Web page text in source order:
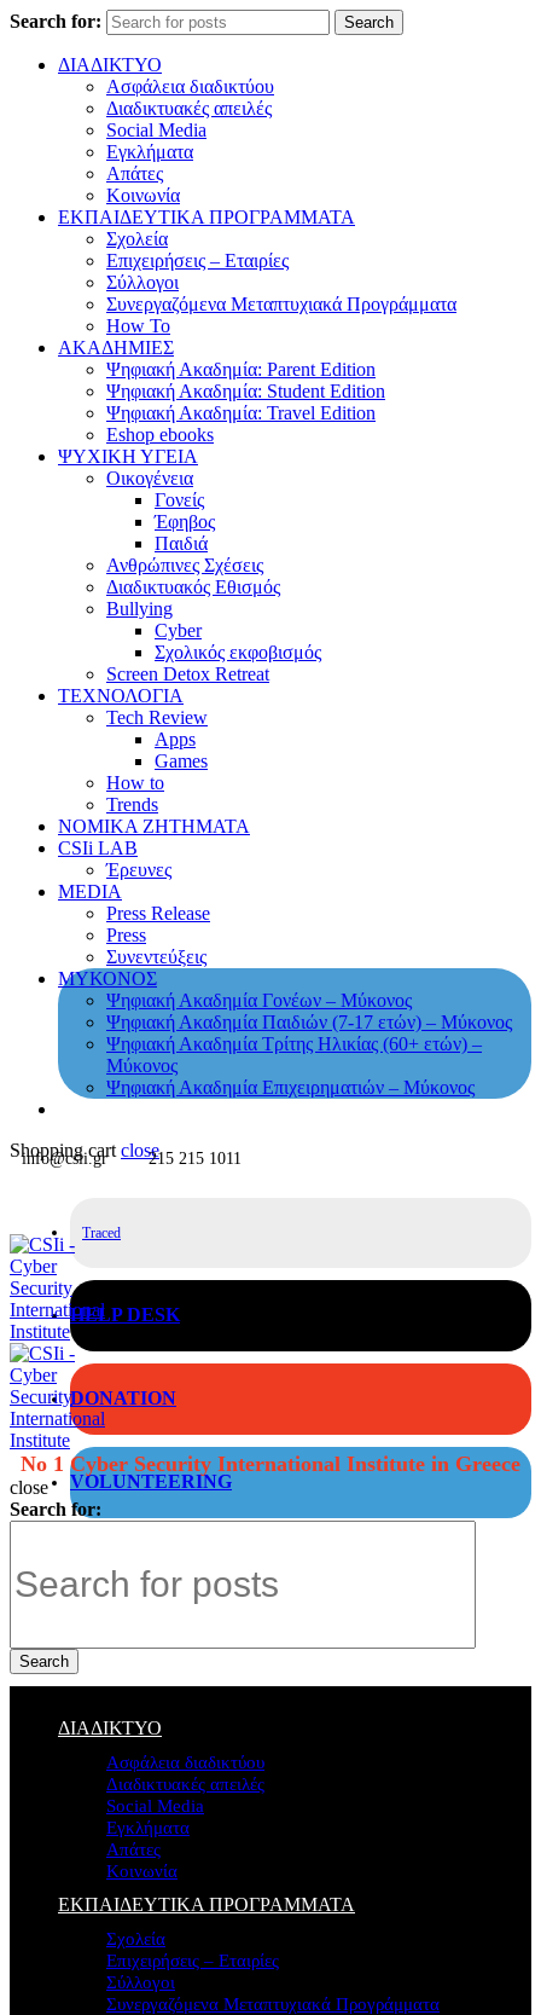
Search for: Search
ΔΙΑΔΙΚΤΥΟ
Ασφάλεια διαδικτύου
Διαδικτυακές απειλές
Social Media
Εγκλήματα
Απάτες
Κοινωνία
ΕΚΠΑΙΔΕΥΤΙΚΑ ΠΡΟΓΡΑΜΜΑΤΑ
Σχολεία
Επιχειρήσεις – Εταιρίες
Σύλλογοι
Συνεργαζόμενα Μεταπτυχιακά Προγράμματα
How To
ΑΚΑΔΗΜΙΕΣ
Ψηφιακή Ακαδημία: Parent Edition
Ψηφιακή Ακαδημία: Student Edition
Ψηφιακή Ακαδημία: Travel Edition
Eshop ebooks
ΨΥΧΙΚΗ ΥΓΕΙΑ
Οικογένεια
Γονείς
Έφηβος
Παιδιά
Ανθρώπινες Σχέσεις
Διαδικτυακός Εθισμός
Bullying
Cyber
Σχολικός εκφοβισμός
Screen Detox Retreat
ΤΕΧΝΟΛΟΓΙΑ
Tech Review
Apps
Games
How to
Trends
ΝΟΜΙΚΑ ΖΗΤΗΜΑΤΑ
CSIi LAB
Έρευνες
MEDIA
Press Release
Press
Συνεντεύξεις
ΜΥΚΟΝΟΣ
Ψηφιακή Ακαδημία Γονέων – Μύκονος
Ψηφιακή Ακαδημία Παιδιών (7-17 ετών) – Μύκονος
Ψηφιακή Ακαδημία Τρίτης Ηλικίας (60+ ετών) –
Μύκονος
Ψηφιακή Ακαδημία Επιχειρηματιών – Μύκονος
Shopping cart close
info@csii.gr 215 215 1011
Traced
HELP DESK
DONATION
VOLUNTEERING
No 1 Cyber Security International Institute in Greece
close
Search for:
Search
ΔΙΑΔΙΚΤΥΟ
Ασφάλεια διαδικτύου
Διαδικτυακές απειλές
Social Media
Εγκλήματα
Απάτες
Κοινωνία
ΕΚΠΑΙΔΕΥΤΙΚΑ ΠΡΟΓΡΑΜΜΑΤΑ
Σχολεία
Επιχειρήσεις – Εταιρίες
Σύλλογοι
Συνεργαζόμενα Μεταπτυχιακά Προγράμματα